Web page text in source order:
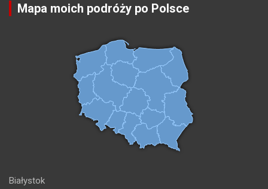
Mapa moich podróży po Polsce
Białystok